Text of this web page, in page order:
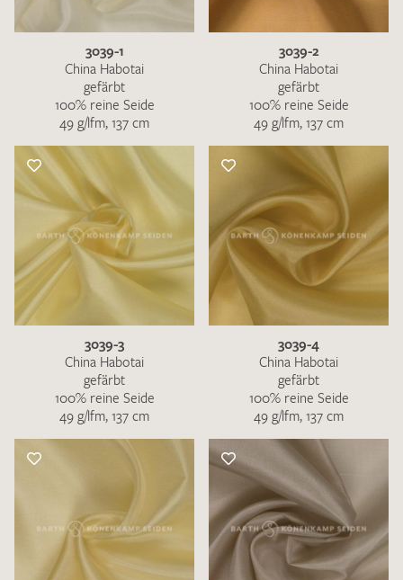
3039-1
China Habotai
gefärbt
100% reine Seide
49 g/lfm, 137 cm
3039-2
China Habotai
gefärbt
100% reine Seide
49 g/lfm, 137 cm
3039-3
China Habotai
gefärbt
100% reine Seide
49 g/lfm, 137 cm
3039-4
China Habotai
gefärbt
100% reine Seide
49 g/lfm, 137 cm